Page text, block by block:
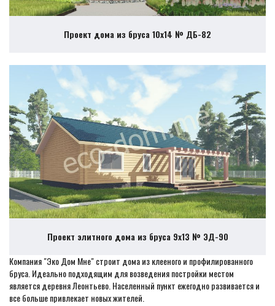
Проект дома из бруса 10х14 № ДБ-82
Проект элитного дома из бруса 9х13 № ЭД-90
Компания "Эко Дом Мне" строит дома из клееного и профилированного
бруса. Идеально подходящим для возведения постройки местом
является деревня Леонтьево. Населенный пункт ежегодно развивается и
все больше привлекает новых жителей.